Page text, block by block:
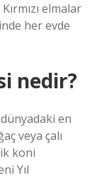
elmalar
her evde
nedir?
en
veya çalı
koni
Yıl